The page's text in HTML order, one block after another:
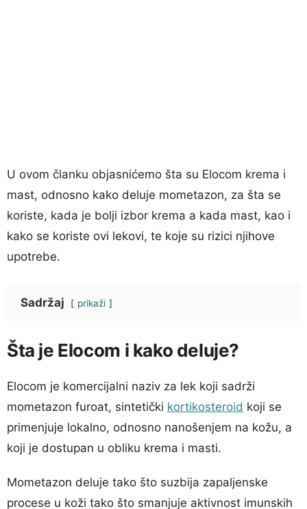
U ovom članku objasnićemo šta su Elocom krema i
mast, odnosno kako deluje mometazon, za šta se
koriste, kada je bolji izbor krema a kada mast, kao i
kako se koriste ovi lekovi, te koje su rizici njihove
upotrebe.
Sadržaj prikaži
Šta je Elocom i kako deluje?
Elocom je komercijalni naziv za lek koji sadrži
mometazon furoat, sintetički kortikosteroid koji se
primenjuje lokalno, odnosno nanošenjem na kožu, a
koji je dostupan u obliku krema i masti.
Mometazon deluje tako što suzbija zapaljenske
procese u koži tako što smanjuje aktivnost imunskih